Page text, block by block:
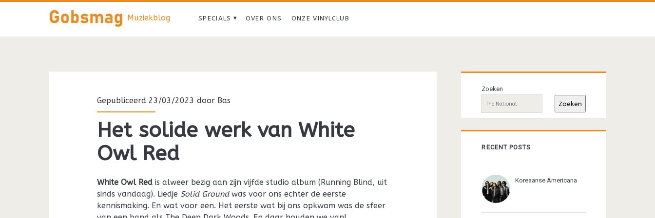
Muziekblog SPECIALS OVER ONS ONZE VINYLCLUB
Gepubliceerd 23/03/2023 door Bas
Het solide werk van White
Owl Red
White Owl Redis alweer bezig aan zijn vijfde studio album (Running Blind, uit
sinds vandaag). Liedje Solid Groundwas voor ons echter de eerste
kennismaking. En wat voor een. Het eerste wat bij ons opkwam was de sfeer
Primaire
sidebar
Zoeken
Zoeken
RECENT POSTS
Koreaanse Americana